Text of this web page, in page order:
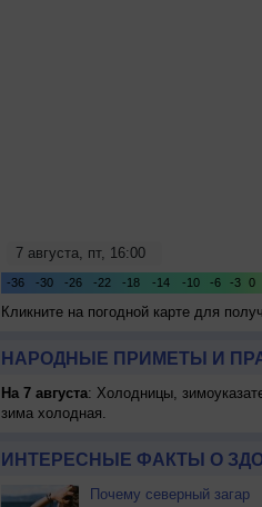
Кликните на погодной карте для
НАРОДНЫЕ ПРИМЕТЫ И
На 7 августа: Холодницы,
зима холодная.
ИНТЕРЕСНЫЕ ФАКТЫ О
Почему северный загар